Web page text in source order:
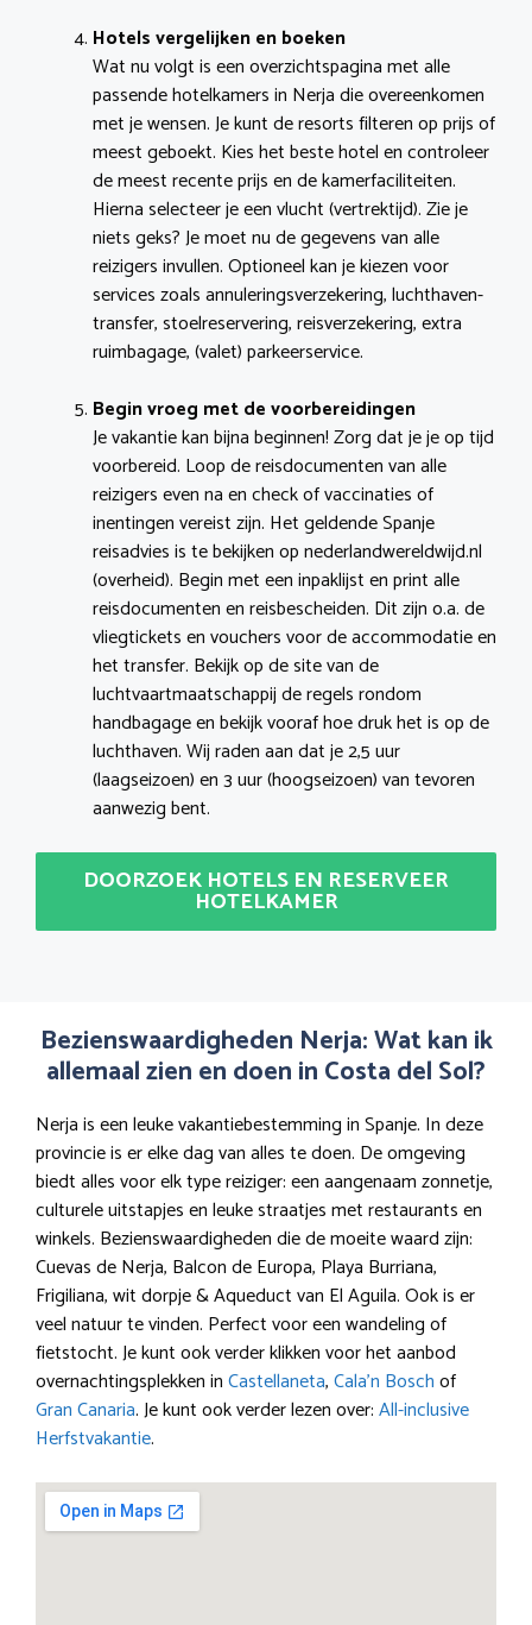
Hotels vergelijken en boeken
Wat nu volgt is een overzichtspagina met alle
passende hotelkamers in Nerja die overeenkomen
met je wensen. Je kunt de resorts filteren op prijs of
meest geboekt. Kies het beste hotel en controleer
de meest recente prijs en de kamerfaciliteiten.
Hierna selecteer je een vlucht (vertrektijd). Zie je
niets geks? Je moet nu de gegevens van alle
reizigers invullen. Optioneel kan je kiezen voor
services zoals annuleringsverzekering, luchthaven-
transfer, stoelreservering, reisverzekering, extra
ruimbagage, (valet) parkeerservice.
Begin vroeg met de voorbereidingen
Je vakantie kan bijna beginnen! Zorg dat je je op tijd
voorbereid. Loop de reisdocumenten van alle
reizigers even na en check of vaccinaties of
inentingen vereist zijn. Het geldende Spanje
reisadvies is te bekijken op nederlandwereldwijd.nl
(overheid). Begin met een inpaklijst en print alle
reisdocumenten en reisbescheiden. Dit zijn o.a. de
vliegtickets en vouchers voor de accommodatie en
het transfer. Bekijk op de site van de
luchtvaartmaatschappij de regels rondom
handbagage en bekijk vooraf hoe druk het is op de
luchthaven. Wij raden aan dat je 2,5 uur
(laagseizoen) en 3 uur (hoogseizoen) van tevoren
aanwezig bent.
DOORZOEK HOTELS EN RESERVEER
HOTELKAMER
Bezienswaardigheden Nerja: Wat kan ik
allemaal zien en doen in Costa del Sol?
Nerja is een leuke vakantiebestemming in Spanje. In deze
provincie is er elke dag van alles te doen. De omgeving
biedt alles voor elk type reiziger: een aangenaam zonnetje,
culturele uitstapjes en leuke straatjes met restaurants en
winkels. Bezienswaardigheden die de moeite waard zijn:
Cuevas de Nerja, Balcon de Europa, Playa Burriana,
Frigiliana, wit dorpje & Aqueduct van El Aguila. Ook is er
veel natuur te vinden. Perfect voor een wandeling of
fietstocht. Je kunt ook verder klikken voor het aanbod
overnachtingsplekken inCastellaneta,Cala’n Boschof
Gran Canaria. Je kunt ook verder lezen over:All-inclusive
Herfstvakantie.